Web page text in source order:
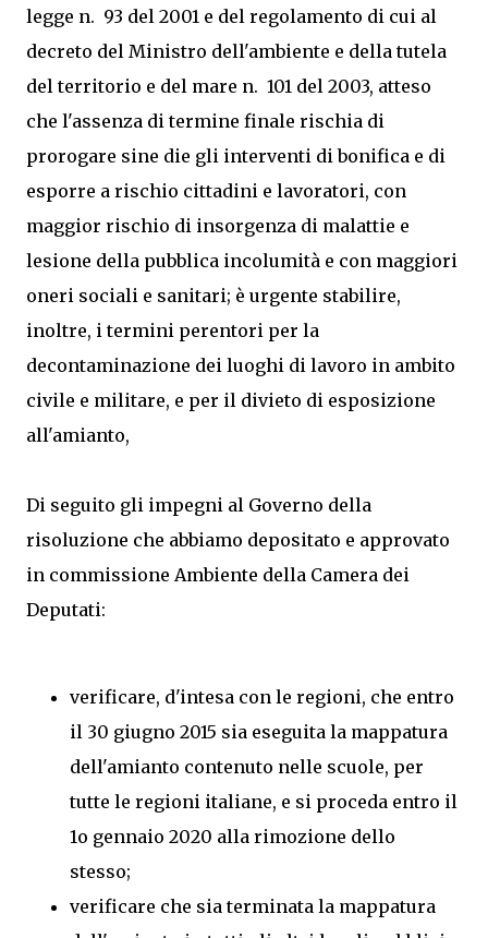
legge n. 93 del 2001 e del regolamento di cui al
decreto del Ministro dell'ambiente e della tutela
del territorio e del mare n. 101 del 2003, atteso
che l'assenza di termine finale rischia di
prorogare sine die gli interventi di bonifica e di
esporre a rischio cittadini e lavoratori, con
maggior rischio di insorgenza di malattie e
lesione della pubblica incolumità e con maggiori
oneri sociali e sanitari; è urgente stabilire,
inoltre, i termini perentori per la
decontaminazione dei luoghi di lavoro in ambito
civile e militare, e per il divieto di esposizione
all'amianto,
Di seguito gli impegni al Governo della
risoluzione che abbiamo depositato e approvato
in commissione Ambiente della Camera dei
Deputati:
verificare, d'intesa con le regioni, che entro
il 30 giugno 2015 sia eseguita la mappatura
dell'amianto contenuto nelle scuole, per
tutte le regioni italiane, e si proceda entro il
1o gennaio 2020 alla rimozione dello
stesso;
verificare che sia terminata la mappatura